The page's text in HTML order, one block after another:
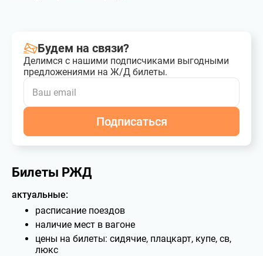
Будем на связи?
Делимся с нашими подписчиками выгодными
предложениями на Ж/Д билеты.
Подписаться
Билеты РЖД
актуальные:
расписание поездов
наличие мест в вагоне
цены на билеты: сидячие, плацкарт, купе, св,
люкс